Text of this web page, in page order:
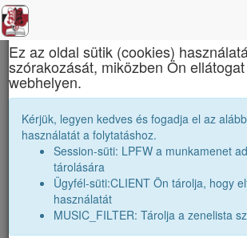
Apáczai Csere János
Tanári kar
Hegedűs
Sarolta
whatshot folder_shared
Hegedűs Gyuláné, Miklósy
×
Ez az oldal sütik (cookies)
szórakozását, miközben Ön
webhelyen.
Kérjük, legyen kedves és fogadja el az
használatát a folytatáshoz.
Session-süti: LPFW a munkamenet
tárolására
Ügyfél-süti:CLIENT Ön tárolja, hogy
használatát
MUSIC_FILTER: Tárolja a zenelista